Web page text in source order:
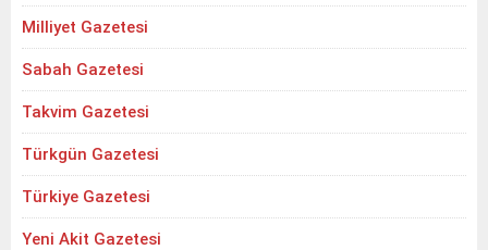
Milliyet Gazetesi
Sabah Gazetesi
Takvim Gazetesi
Türkgün Gazetesi
Türkiye Gazetesi
Yeni Akit Gazetesi